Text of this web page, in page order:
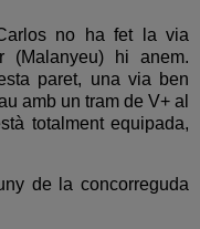
no ha fet la via
hi anem.
paret, una via ben
amb un tram de V+ al
totalment equipada,
de la concorreguda